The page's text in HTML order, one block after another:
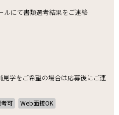
ルにて書類選考結果をご連絡
学をご希望の場合は応募後にご連
可
Web面接OK